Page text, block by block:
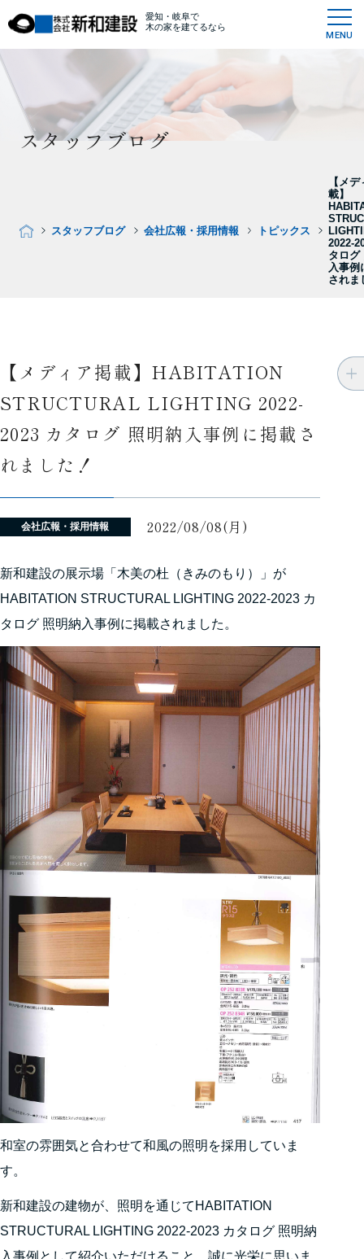
愛知・岐阜で
木の家を建てるなら
MENU
スタッフブログ
スタッフブログ 会社広報・採用情報 トピックス
【メ
載】
2022-
タログ
入事例
されま
【メディア掲載】HABITATION
STRUCTURAL LIGHTING 2022-
2023 カタログ 照明納入事例に掲載さ
れました！
会社広報・採用情報 2022/08/08(月)
新和建設の展示場「木美の杜（きみのもり）」が
HABITATION STRUCTURAL LIGHTING 2022-2023 カ
タログ 照明納入事例に掲載されました。
和室の雰囲気と合わせて和風の照明を採用していま
す。
新和建設の建物が、照明を通じてHABITATION
STRUCTURAL LIGHTING 2022-2023 カタログ 照明納
入事例として紹介いただけること、誠に光栄に思いま